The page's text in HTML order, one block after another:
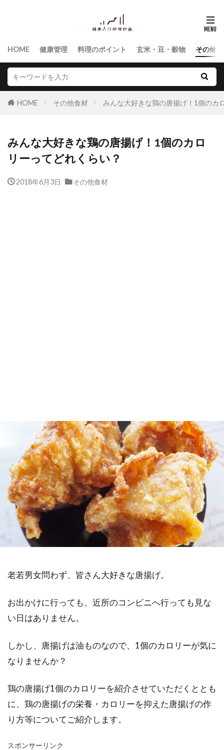
HOME 健康管理 料理のポイント 玄米・豆・穀物 その他
HOME その他食材 みんな大好きな鶏の唐揚げ！1個のカ
みんな大好きな鶏の唐揚げ！1個のカロ
リーってどれくらい？
2018年6月3日 その他食材
老若男女問わず、皆さん大好きな唐揚げ。
お出かけに行っても、近所のコンビニへ行っても見な
い日はありません。
しかし、唐揚げは油ものなので、1個のカロリーが気に
なりませんか？
鶏の唐揚げ1個のカロリーを紹介させていただくととも
に、鶏の唐揚げの栄養・カロリーを抑えた唐揚げの作
り方等についてご紹介します。
スポンサーリンク